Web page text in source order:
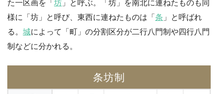
た一区画を「 坊 」と呼ぶ。「坊」を南北に連ねたものも同
様に「坊」と呼び、東西に連ねたものは「 条 」と呼ばれ
る。 城によって「町」の分割区分が二行八門制や四行八門
制などに分かれる。
条坊制